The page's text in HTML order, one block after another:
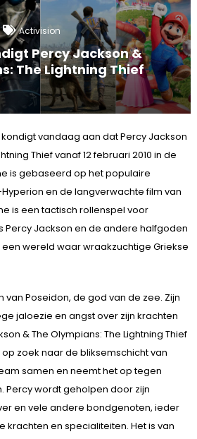
Activision
Percy Jackson &
The Lightning Thief
kondigt vandaag aan dat Percy Jackson
Thief vanaf 12 februari 2010 in de
is gebaseerd op het populaire
en de langverwachte film van
is een tactisch rollenspel voor
Percy Jackson en de andere halfgoden
wereld waar wraakzuchtige Griekse
van Poseidon, de god van de zee. Zijn
jaloezie en angst over zijn krachten
& The Olympians: The Lightning Thief
zoek naar de bliksemschicht van
samen en neemt het op tegen
Percy wordt geholpen door zijn
en vele andere bondgenoten, ieder
krachten en specialiteiten. Het is van